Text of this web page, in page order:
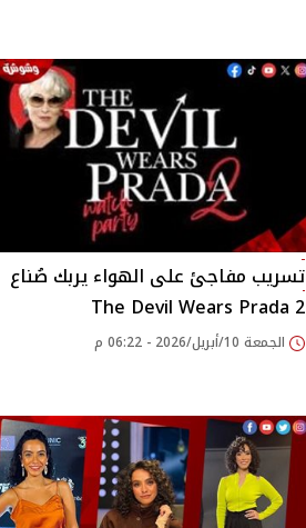
تسريب مفاجئ على الهواء يربك صُناع
The Devil Wears Prada 2
الجمعة 10/أبريل/2026 - 06:22 م